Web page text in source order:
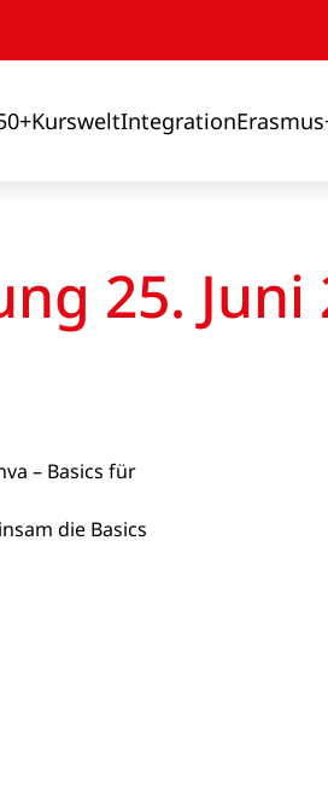
KursweltIntegration
25. Juni
– Basics für
die Basics